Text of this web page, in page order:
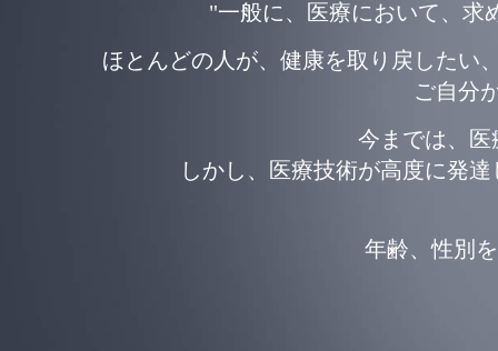
"一般に、医療において、求
ほとんどの人が、健康を取り戻したい
ご自分
今までは、
しかし、医療技術が高度に発
年齢、性別